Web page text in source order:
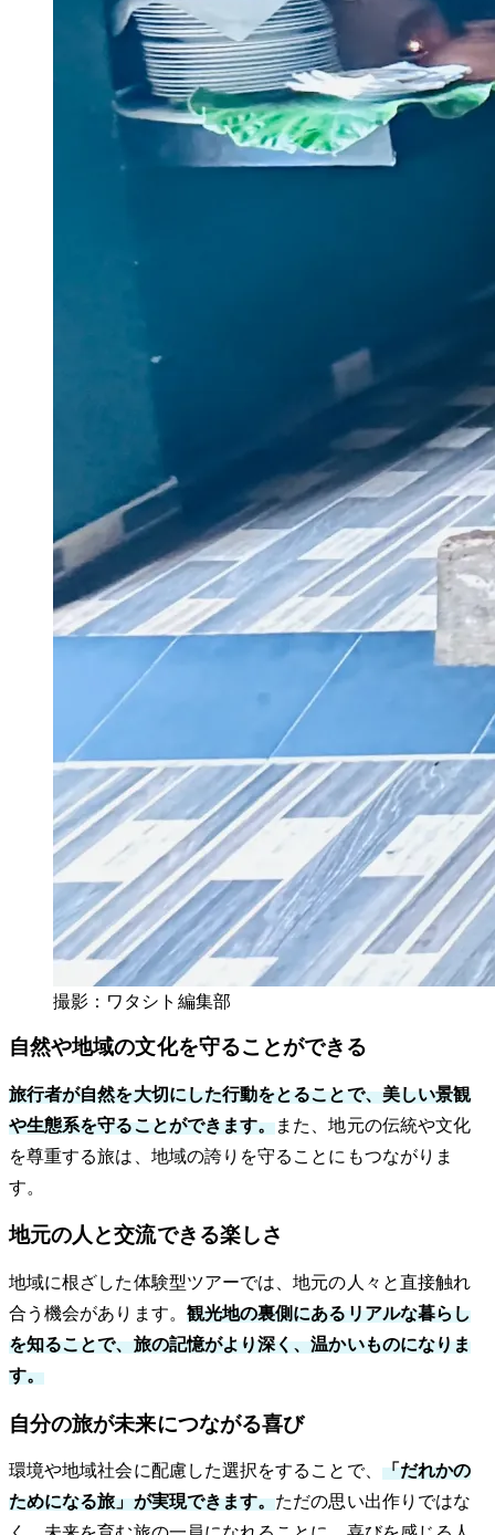
撮影：ワタシト編集部
自然や地域の文化を守ることができる
旅行者が自然を大切にした行動をとることで、美しい景観
や生態系を守ることができます。また、地元の伝統や文化
を尊重する旅は、地域の誇りを守ることにもつながりま
す。
地元の人と交流できる楽しさ
地域に根ざした体験型ツアーでは、地元の人々と直接触れ
合う機会があります。 観光地の裏側にあるリアルな暮らし
を知ることで、旅の記憶がより深く、温かいものになりま
す。
自分の旅が未来につながる喜び
環境や地域社会に配慮した選択をすることで、 「だれかの
ためになる旅」が実現できます。ただの思い出作りではな